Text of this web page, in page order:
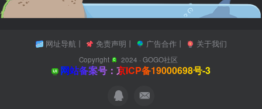
网址导航 丨 免责声明 丨 广告合作丨 关于我们
Copyright 2024 ·GOGO社区
网站备案号：京ICP备19000698号-3